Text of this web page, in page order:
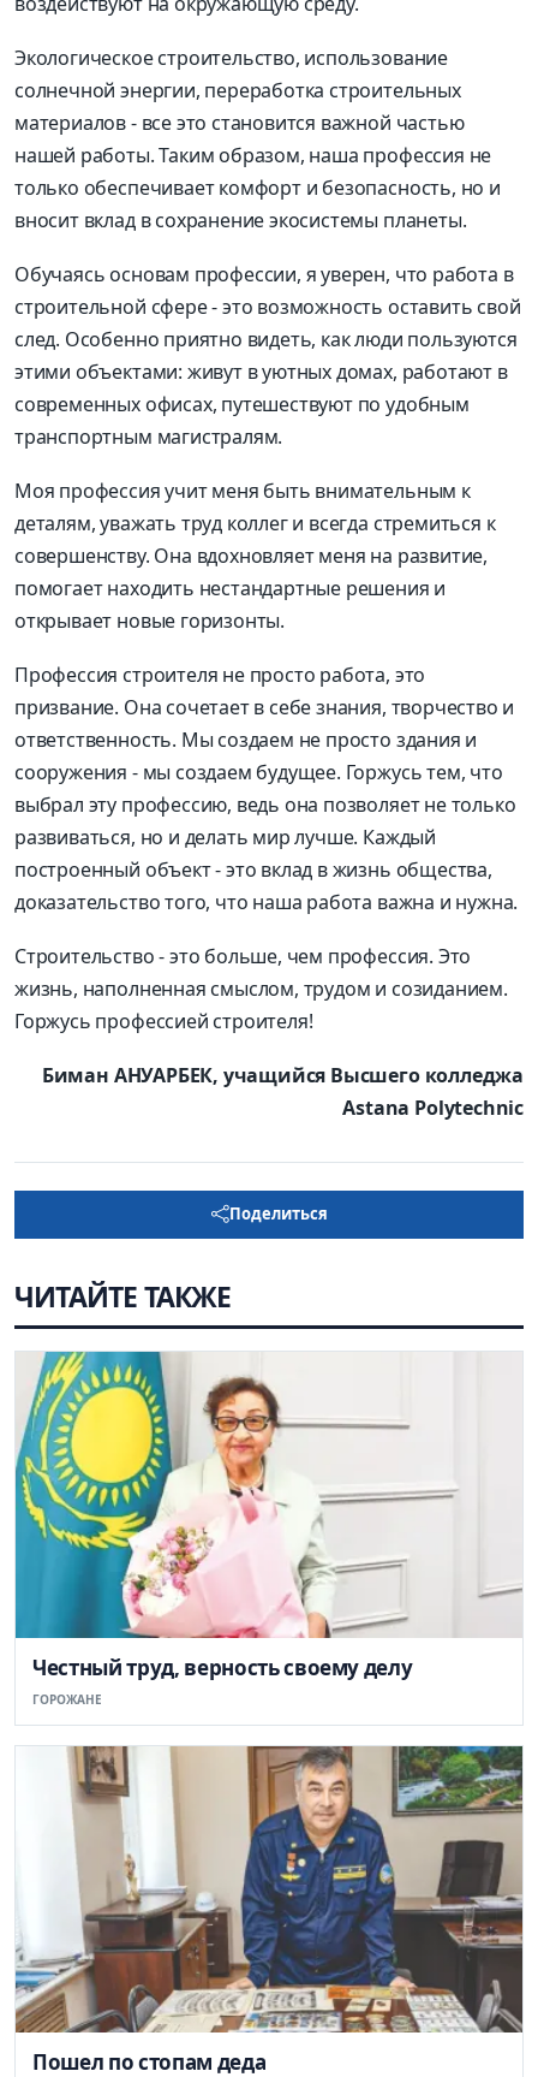
Экологическое строительство, использование
солнечной энергии, переработка строительных
материалов - все это становится важной частью
нашей работы. Таким образом, наша профессия не
только обеспечивает комфорт и безопасность, но и
вносит вклад в сохранение экосистемы планеты.
Обучаясь основам профессии, я уверен, что работа в
строительной сфере - это возможность оставить свой
след. Особенно приятно видеть, как люди пользуются
этими объектами: живут в уютных домах, работают в
современных офисах, путешествуют по удобным
транспортным магистралям.
Моя профессия учит меня быть внимательным к
деталям, уважать труд коллег и всегда стремиться к
совершенству. Она вдохновляет меня на развитие,
помогает находить нестандартные решения и
открывает новые горизонты.
Профессия строителя не просто работа, это
призвание. Она сочетает в сeбe знания, творчество и
ответственность. Мы создаем не просто здания и
сооружения - мы создаем будущее. Горжусь тем, что
выбрал эту профессию, ведь она позволяет не только
развиваться, но и делать мир лучше. Каждый
построенный объект - это вклад в жизнь общества,
доказательство того, что наша работа важна и нужна.
Строительство - это больше, чем профессия. Это
жизнь, наполненная смыслом, трудом и созиданием.
Горжусь профессией строителя!
Биман АНУАРБЕК, учащийся Высшего колледжа
Аstana Polytechnic
Поделиться
ЧИТАЙТЕ ТАКЖЕ
Честный труд, верность своему делу
ГОРОЖАНЕ
Пошел по стопам деда